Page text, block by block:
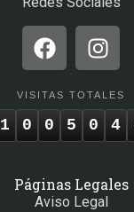
VISITAS TOTALES
1 0 0 5 0 4
Páginas Legales
Aviso Legal